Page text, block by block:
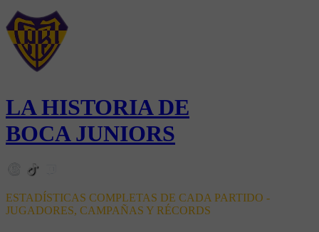
LA HISTORIA DE
BOCA JUNIORS
ESTADÍSTICAS COMPLETAS DE CADA PARTIDO -
JUGADORES, CAMPAÑAS Y RÉCORDS